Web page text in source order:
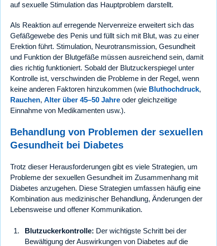
auf sexuelle Stimulation das Hauptproblem darstellt.
Als Reaktion auf erregende Nervenreize erweitert sich das
Gefäßgewebe des Penis und füllt sich mit Blut, was zu einer
Erektion führt. Stimulation, Neurotransmission, Gesundheit
und Funktion der Blutgefäße müssen ausreichend sein, damit
dies richtig funktioniert. Sobald der Blutzuckerspiegel unter
Kontrolle ist, verschwinden die Probleme in der Regel, wenn
keine anderen Faktoren hinzukommen (wie Bluthochdruck,
Rauchen, Alter über 45–50 Jahre oder gleichzeitige
Einnahme von Medikamenten usw.).
Behandlung von Problemen der sexuellen
Gesundheit bei Diabetes
Trotz dieser Herausforderungen gibt es viele Strategien, um
Probleme der sexuellen Gesundheit im Zusammenhang mit
Diabetes anzugehen. Diese Strategien umfassen häufig eine
Kombination aus medizinischer Behandlung, Änderungen der
Lebensweise und offener Kommunikation.
Blutzuckerkontrolle: Der wichtigste Schritt bei der
Bewältigung der Auswirkungen von Diabetes auf die